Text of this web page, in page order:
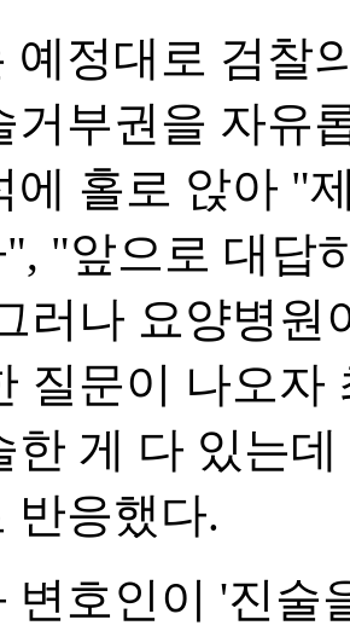
예정대로 검찰
거부권을 자유
에 홀로 앉아 "
"앞으로 대답
러나 요양병원
질문이 나오자
한 게 다 있는
반응했다.
변호인이 '진술